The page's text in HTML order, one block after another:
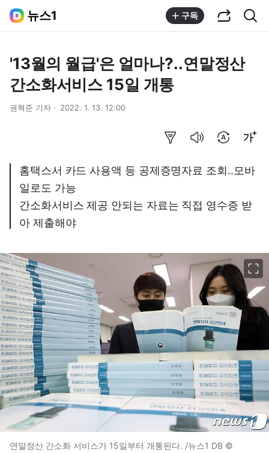
뉴스1 구독
'13월의 월급'은 얼마나?..연말정산
간소화서비스 15일 개통
권혁준 기자 2022. 1. 13. 12:00
홈택스서 카드 사용액 등 공제증명자료 조회..모바
일로도 가능
간소화서비스 제공 안되는 자료는 직접 영수증 받
아 제출해야
연말정산 간소화 서비스가 15일부터 개통된다. /뉴스1 DB ©